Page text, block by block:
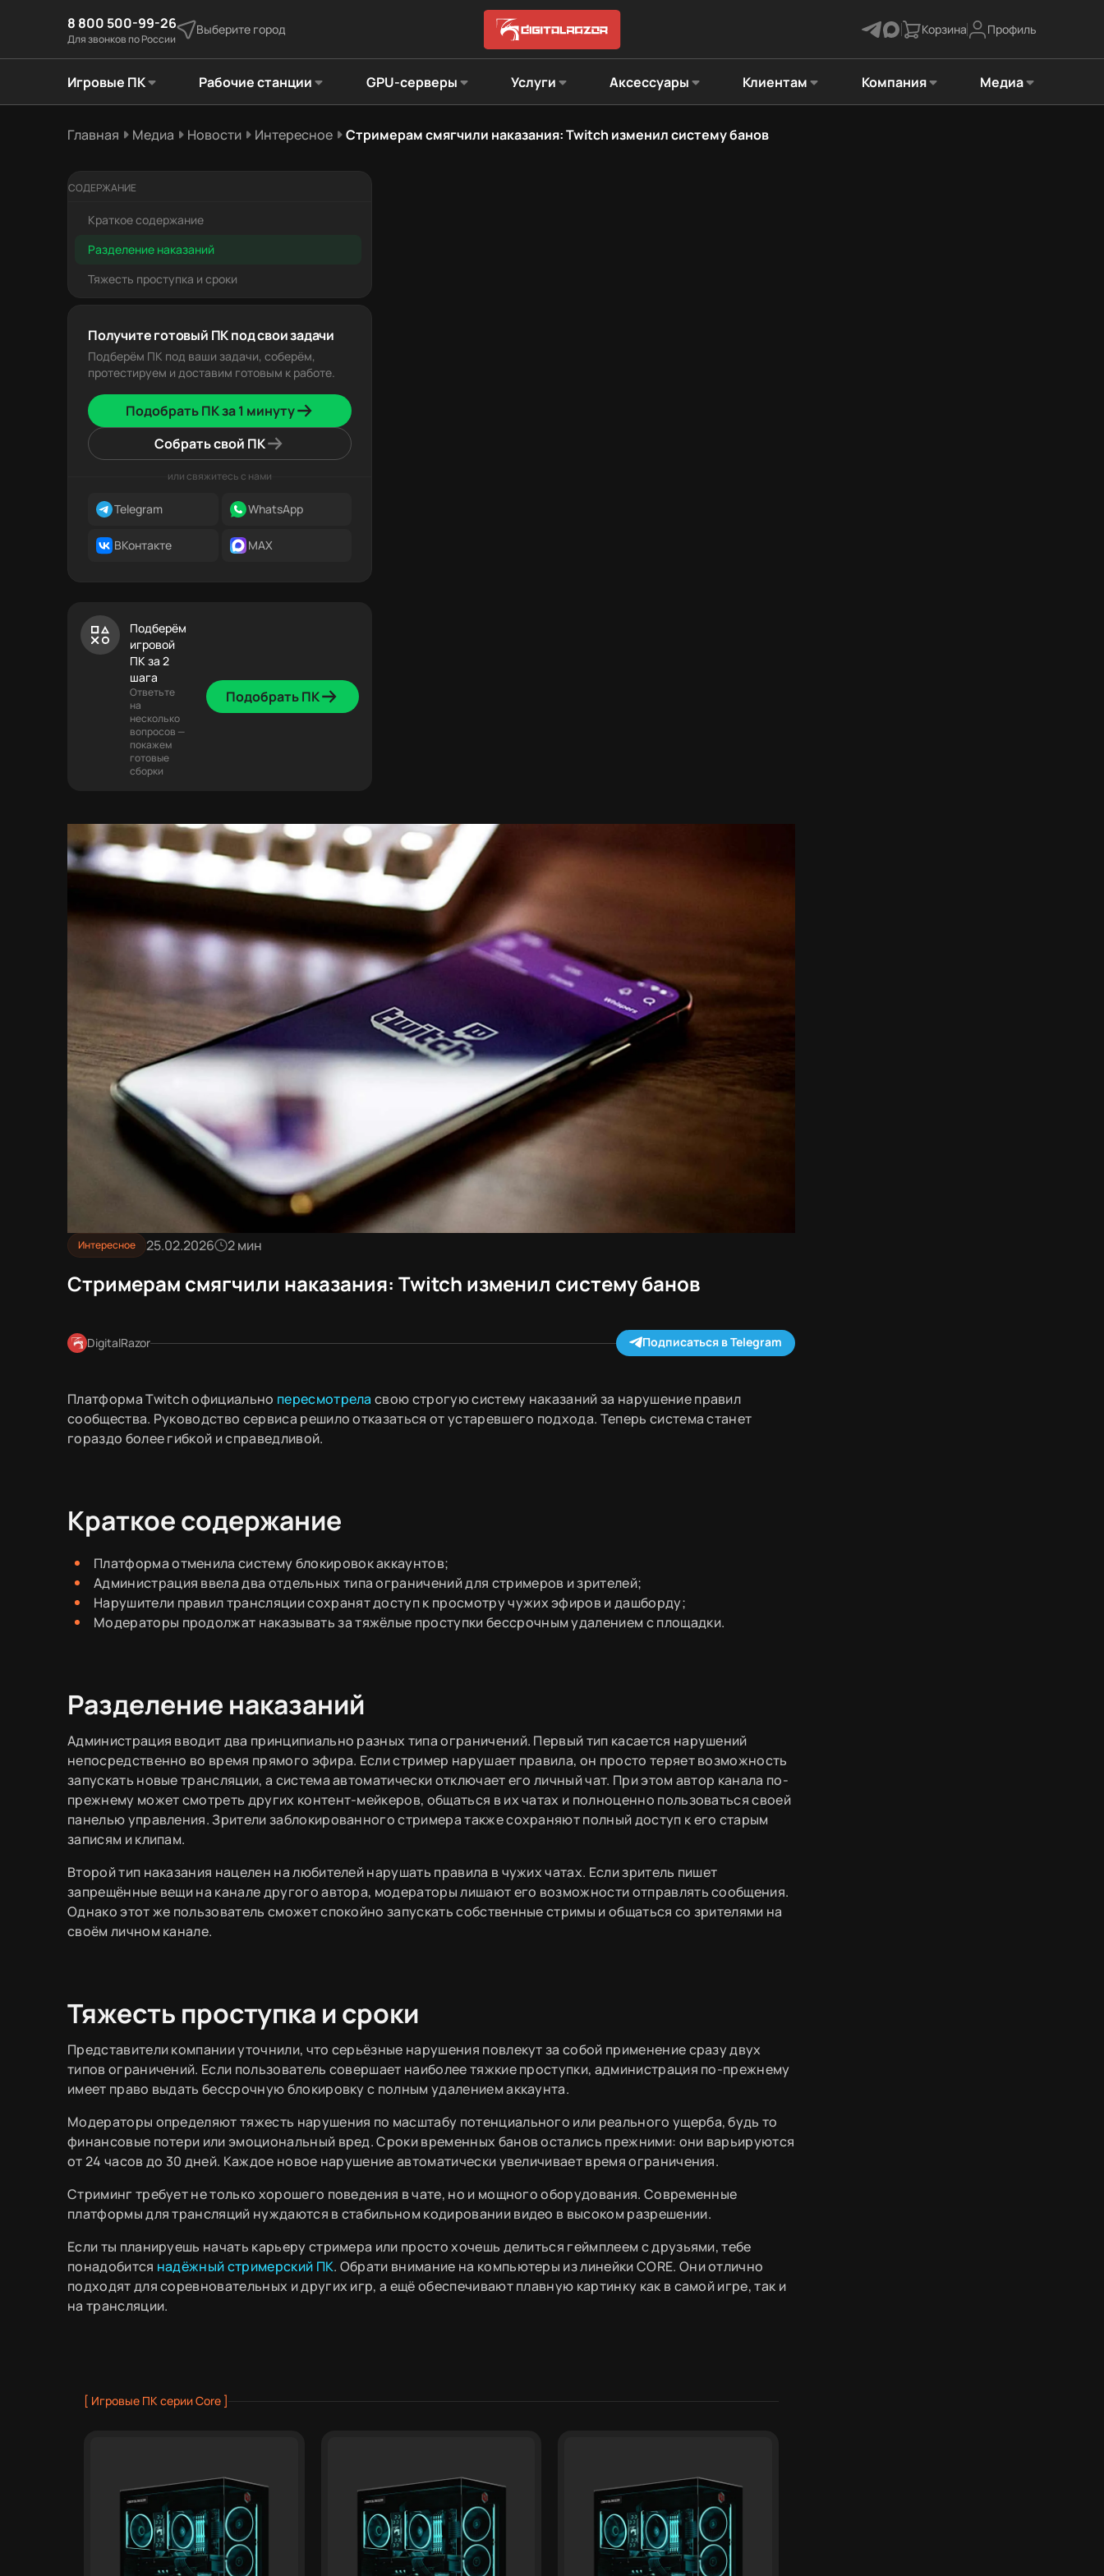
8 800 500-99-26
Для звонков по России
Выберите город Корзина Профиль
Игровые ПК Рабочие станции GPU-серверы Услуги Аксессуары Клиентам Компания Медиа
Главная Медиа Новости Интересное Стримерам смягчили наказания: Twitch изменил систему банов
Интересное 25.02.2026 2 мин
Стримерам смягчили наказания: Twitch изменил систему банов
DigitalRazor Подписаться в Telegram
СОДЕРЖАНИЕ
Краткое содержание
Разделение наказаний
Тяжесть проступка и сроки
Получите готовый ПК под свои задачи
Подберём ПК под ваши задачи, соберём,
протестируем и доставим готовым к работе.
Подобрать ПК за 1 минуту
Собрать свой ПК
или свяжитесь с нами
Telegram WhatsApp
ВКонтакте MAX
Подберём
игровой
ПК за 2
шага
Ответьте
на
несколько
вопросов —
покажем
готовые
сборки
Подобрать ПК
Платформа Twitch официально пересмотрела свою строгую систему наказаний за нарушение правил
сообщества. Руководство сервиса решило отказаться от устаревшего подхода. Теперь система станет
гораздо более гибкой и справедливой.
Краткое содержание
Платформа отменила систему блокировок аккаунтов;
Администрация ввела два отдельных типа ограничений для стримеров и зрителей;
Нарушители правил трансляции сохранят доступ к просмотру чужих эфиров и дашборду;
Модераторы продолжат наказывать за тяжёлые проступки бессрочным удалением с площадки.
Разделение наказаний
Администрация вводит два принципиально разных типа ограничений. Первый тип касается нарушений
непосредственно во время прямого эфира. Если стример нарушает правила, он просто теряет возможность
запускать новые трансляции, а система автоматически отключает его личный чат. При этом автор канала по-
прежнему может смотреть других контент-мейкеров, общаться в их чатах и полноценно пользоваться своей
панелью управления. Зрители заблокированного стримера также сохраняют полный доступ к его старым
записям и клипам.
Второй тип наказания нацелен на любителей нарушать правила в чужих чатах. Если зритель пишет
запрещённые вещи на канале другого автора, модераторы лишают его возможности отправлять сообщения.
Однако этот же пользователь сможет спокойно запускать собственные стримы и общаться со зрителями на
своём личном канале.
Тяжесть проступка и сроки
Представители компании уточнили, что серьёзные нарушения повлекут за собой применение сразу двух
типов ограничений. Если пользователь совершает наиболее тяжкие проступки, администрация по-прежнему
имеет право выдать бессрочную блокировку с полным удалением аккаунта.
Модераторы определяют тяжесть нарушения по масштабу потенциального или реального ущерба, будь то
финансовые потери или эмоциональный вред. Сроки временных банов остались прежними: они варьируются
от 24 часов до 30 дней. Каждое новое нарушение автоматически увеличивает время ограничения.
Стриминг требует не только хорошего поведения в чате, но и мощного оборудования. Современные
платформы для трансляций нуждаются в стабильном кодировании видео в высоком разрешении.
Если ты планируешь начать карьеру стримера или просто хочешь делиться геймплеем с друзьями, тебе
понадобится надёжный стримерский ПК. Обрати внимание на компьютеры из линейки CORE. Они отлично
подходят для соревновательных и других игр, а ещё обеспечивают плавную картинку как в самой игре, так и
на трансляции.
[ Игровые ПК серии Core ]